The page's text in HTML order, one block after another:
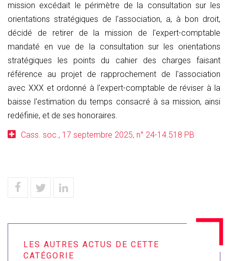
mission excédait le périmètre de la consultation sur les
orientations stratégiques de l'association, a, à bon droit,
décidé de retirer de la mission de l'expert-comptable
mandaté en vue de la consultation sur les orientations
stratégiques les points du cahier des charges faisant
référence au projet de rapprochement de l'association
avec XXX et ordonné à l'expert-comptable de réviser à la
baisse l'estimation du temps consacré à sa mission, ainsi
redéfinie, et de ses honoraires.
Cass. soc., 17 septembre 2025, n° 24-14.518 PB